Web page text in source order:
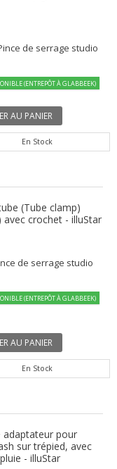
de serrage studio
(ENTREPÔT À GLABBEEK)
AU PANIER
En Stock
(Tube clamp)
crochet - illuStar
de serrage studio
(ENTREPÔT À GLABBEEK)
AU PANIER
En Stock
adaptateur pour
sur trépied, avec
- illuStar